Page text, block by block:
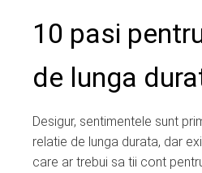
10 pasi
de lunga
Desigur, sentimentele sunt
relatie de lunga durata, dar
care ar trebui sa tii cont